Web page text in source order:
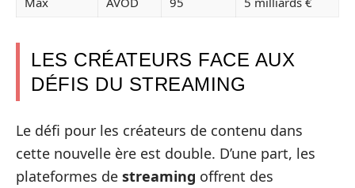
LES CRÉATEURS FACE AUX
DÉFIS DU STREAMING
Le défi pour les créateurs de contenu dans
cette nouvelle ère est double. D’une part, les
plateformes de streaming offrent des